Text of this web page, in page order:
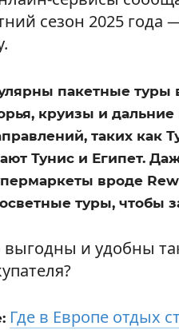
сезон 2025 года
пакетные туры
круизы и
таких как
Тунис и Египет.
вроде
туры, чтобы
выгодны и удобны
Где в Европе отдых